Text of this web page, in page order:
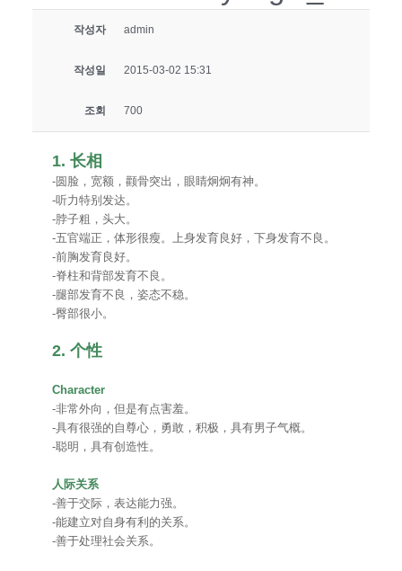
작성자 admin
작성일 2015-03-02 15:31
조회 700
1. 长相
-圆脸，宽额，颧骨突出，眼睛炯炯有神。
-听力特别发达。
-脖子粗，头大。
-五官端正，体形很瘦。上身发育良好，下身发育不良。
-前胸发育良好。
-脊柱和背部发育不良。
-腿部发育不良，姿态不稳。
-臀部很小。
2. 个性
Character
-非常外向，但是有点害羞。
-具有很强的自尊心，勇敢，积极，具有男子气概。
-聪明，具有创造性。
人际关系
-善于交际，表达能力强。
-能建立对自身有利的关系。
-善于处理社会关系。